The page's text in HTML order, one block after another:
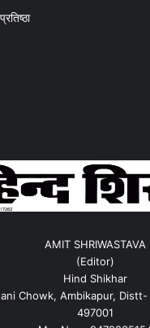
AMIT SHRIWASTAVA
(Editor)
Hind Shikhar
Chowk, Ambikapur,
497001